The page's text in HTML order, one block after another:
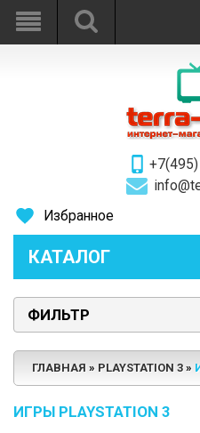
Избранное
КАТАЛОГ
ФИЛЬТР
ГЛАВНАЯ PLAYSTATION 3
ИГРЫ PLAYSTATION 3